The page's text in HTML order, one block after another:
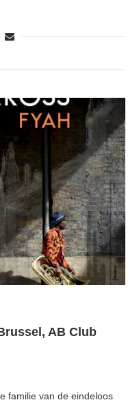
AB Club
familie van de eindeloos